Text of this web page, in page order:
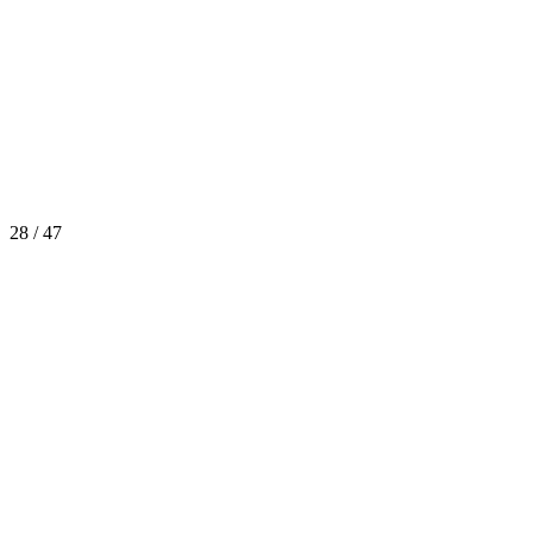
28 / 47